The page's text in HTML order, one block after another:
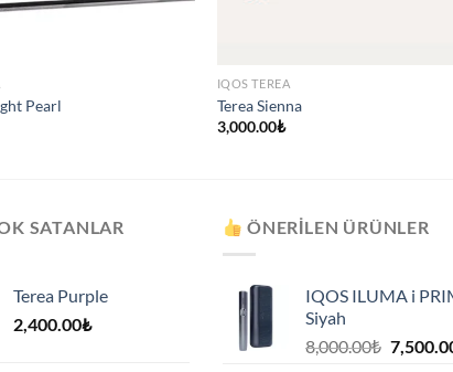
Pearl
IQOS TEREA
Terea Sienna
3,000.00₺
SATANLAR
Terea Purple
2,400.00₺
ÖNERILEN ÜRÜNLER
IQOS ILUMA i
Siyah
8,000.00₺ Orijinal